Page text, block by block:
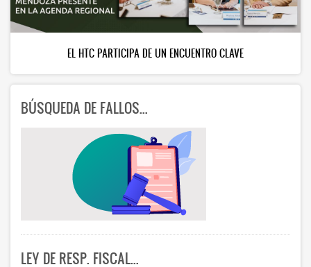
EL HTC PARTICIPA DE UN ENCUENTRO CLAVE
BÚSQUEDA DE FALLOS...
LEY DE RESP. FISCAL...